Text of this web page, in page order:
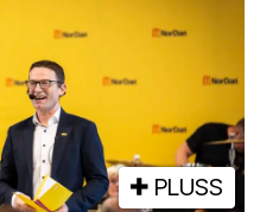
PLUSS